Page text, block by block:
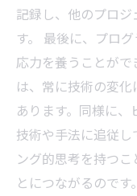
記録し、他のプロ
す。 最後に、プロ
応力を養うことが
は、常に技術の変
あります。同様に
技術や手法に追従
ング的思考を持つ
とにつながるので